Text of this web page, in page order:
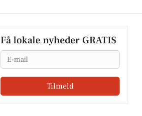
Få lokale nyheder GRATIS
Email
Tilmeld